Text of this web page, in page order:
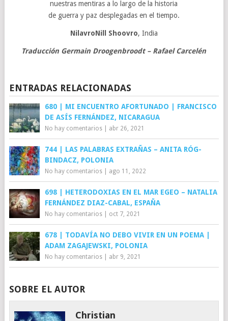
nuestras mentiras a lo largo de la historia
de guerra y paz desplegadas en el tiempo.
NilavroNill Shoovro, India
Traducción Germain Droogenbroodt – Rafael Carcelén
ENTRADAS RELACIONADAS
680 | MI ENCUENTRO AFORTUNADO | FRANCISCO
DE ASÍS FERNÁNDEZ, NICARAGUA
No hay comentarios| abr 26, 2021
744 | LAS PALABRAS EXTRAÑAS – ANITA RÓG-
BINDACZ, POLONIA
No hay comentarios| ago 11, 2022
698 | HETERODOXIAS EN EL MAR EGEO – NATALIA
FERNÁNDEZ DIAZ-CABAL, ESPAÑA
No hay comentarios| oct 7, 2021
678 | TODAVÍA NO DEBO VIVIR EN UN POEMA |
ADAM ZAGAJEWSKI, POLONIA
No hay comentarios| abr 9, 2021
SOBRE EL AUTOR
Christian